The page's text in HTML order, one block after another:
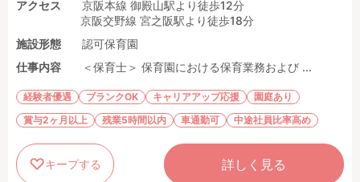
アクセス
京阪本線 御殿山駅より徒歩12分
京阪交野線 宮之阪駅より徒歩18分
施設形態
認可保育園
仕事内容
＜保育士＞ 保育園における保育業務および ...
経験者優遇 ブランクOK キャリアアップ応援
園庭あり
賞与2ヶ月以上
残業5時間以内 車通勤可 中途社員比率高め
キープする 詳しく見る